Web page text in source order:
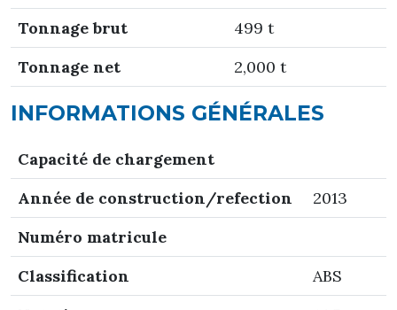
Tonnage brut
499 t
Tonnage net
2,000 t
INFORMATIONS GÉNÉRALES
Capacité de chargement
Année de construction/refection
2013
Numéro matricule
Classification
ABS